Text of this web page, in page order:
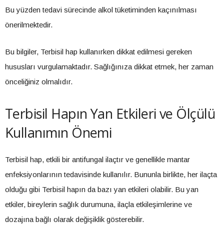
Bu yüzden tedavi sürecinde alkol tüketiminden kaçınılması
önerilmektedir.
Bu bilgiler, Terbisil hap kullanırken dikkat edilmesi gereken
hususları vurgulamaktadır. Sağlığınıza dikkat etmek, her zaman
önceliğiniz olmalıdır.
Terbisil Hapın Yan Etkileri ve Ölçülü
Kullanımın Önemi
Terbisil hap, etkili bir antifungal ilaçtır ve genellikle mantar
enfeksiyonlarının tedavisinde kullanılır. Bununla birlikte, her ilaçta
olduğu gibi Terbisil hapın da bazı yan etkileri olabilir. Bu yan
etkiler, bireylerin sağlık durumuna, ilaçla etkileşimlerine ve
dozajına bağlı olarak değişiklik gösterebilir.